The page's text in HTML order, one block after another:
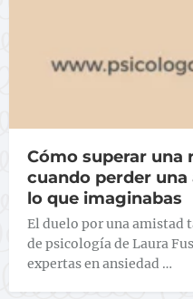
Cómo superar una
cuando perder
lo que imaginabas
El duelo por una amistad
de psicología de Laura
expertas en ansiedad …